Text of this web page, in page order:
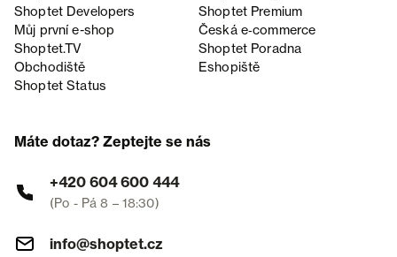
Shoptet Developers
Shoptet Premium
Můj první e-shop
Česká e‑commerce
Shoptet.TV
Shoptet Poradna
Obchodiště
Eshopiště
Shoptet Status
Máte dotaz? Zeptejte se nás
+420 604 600 444
(Po - Pá 8 – 18:30)
info@shoptet.cz